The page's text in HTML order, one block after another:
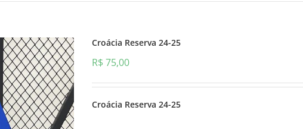
Croácia Reserva 24-25
R$ 75,00
Croácia Reserva 24-25